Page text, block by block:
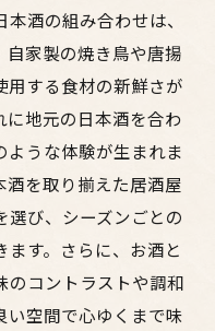
酒の組み合わせは、
自家製の焼き鳥や唐揚
用する食材の新鮮さが
に地元の日本酒を合わ
うな体験が生まれま
酒を取り揃えた居酒屋
選び、シーズンごとの
す。さらに、お酒と
のコントラストや調和
い空間で心ゆくまで味